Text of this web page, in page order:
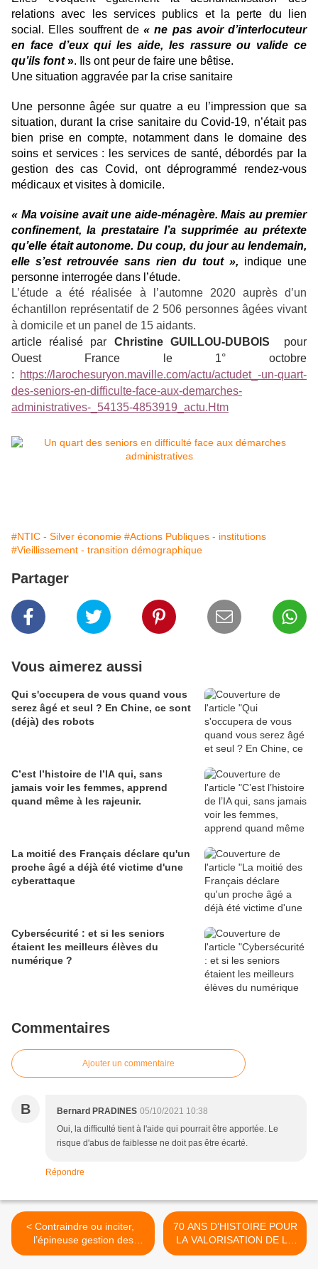
relations avec les services publics et la perte du lien
social. Elles souffrent de « ne pas avoir d’interlocuteur
en face d’eux qui les aide, les rassure ou valide ce
qu’ils font». Ils ont peur de faire une bêtise.
Une situation aggravée par la crise sanitaire
Une personne âgée sur quatre a eu l’impression que sa
situation, durant la crise sanitaire du Covid-19, n’était pas
bien prise en compte, notamment dans le domaine des
soins et services : les services de santé, débordés par la
gestion des cas Covid, ont déprogrammé rendez-vous
médicaux et visites à domicile.
« Ma voisine avait une aide-ménagère. Mais au premier
confinement, la prestataire l’a supprimée au prétexte
qu’elle était autonome. Du coup, du jour au lendemain,
elle s’est retrouvée sans rien du tout », indique une
personne interrogée dans l’étude.
L’étude a été réalisée à l’automne 2020 auprès d’un
échantillon représentatif de 2 506 personnes âgées vivant
à domicile et un panel de 15 aidants.
article réalisé par Christine GUILLOU-DUBOIS pour
Ouest France le 1° octobre
:
https://larochesuryon.maville.com/actu/actudet_-un-quart-
des-seniors-en-difficulte-face-aux-demarches-
administratives-_54135-4853919_actu.Htm
#NTIC - Silver économie #Actions Publiques - institutions
#Vieillissement - transition démographique
Partager
Vous aimerez aussi
Qui s'occupera de vous quand vous
serez âgé et seul ? En Chine, ce sont
(déjà) des robots
C’est l’histoire de l’IA qui, sans
jamais voir les femmes, apprend
quand même à les rajeunir.
La moitié des Français déclare qu'un
proche âgé a déjà été victime d'une
cyberattaque
Cybersécurité : et si les seniors
étaient les meilleurs élèves du
numérique ?
Commentaires
Ajouter un commentaire
B Bernard PRADINES 05/10/2021 10:38
Oui, la difficulté tient à l'aide qui pourrait être apportée. Le
risque d'abus de faiblesse ne doit pas être écarté.
Répondre
< Contraindre ou inciter,
l’épineuse gestion des
déserts médicaux
70 ANS D’HISTOIRE POUR
LA VALORISATION DE LA
PLACE DES AÎNÉS DANS